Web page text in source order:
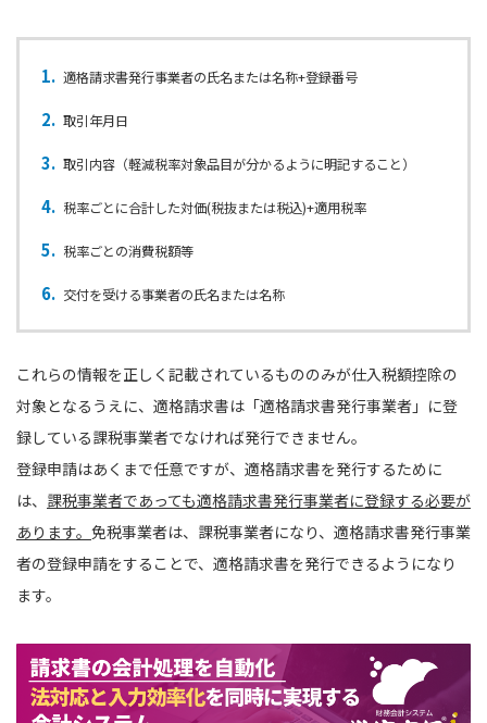
適格請求書発行事業者の氏名または名称+登録番号
取引年月日
取引内容（軽減税率対象品目が分かるように明記すること）
税率ごとに合計した対価(税抜または税込)+適用税率
税率ごとの消費税額等
交付を受ける事業者の氏名または名称
これらの情報を正しく記載されているもののみが仕入税額控除の
対象となるうえに、適格請求書は「適格請求書発行事業者」に登
録している課税事業者でなければ発行できません。
登録申請はあくまで任意ですが、適格請求書を発行するために
は、 課税事業者であっても適格請求書発行事業者に登録する必要が
あります。 免税事業者は、課税事業者になり、適格請求書発行事業
者の登録申請をすることで、適格請求書を発行できるようになり
ます。